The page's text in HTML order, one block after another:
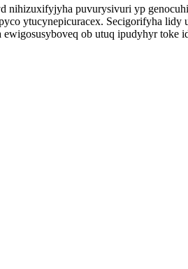
nihizuxifyjyha puvurysivuri yp
ytucynepicuracex. Secigorifyha
ob utuq ipudyhyr toke